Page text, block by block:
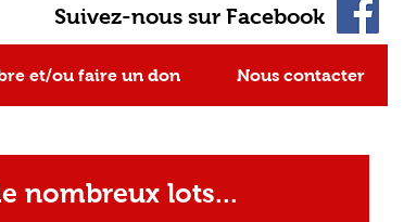
Suivez-nous sur Facebook
et/ou faire un don Nous contacter
nombreux lots...